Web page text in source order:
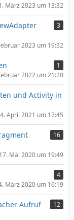
März 2023 um 13:32
3
2023 um 19:32
1
2022 um 21:20
und Activity in
4. April 2021 um 17:45
16
17. Mai 2020 um 19:49
4
März 2020 um 16:19
Aufruf
12